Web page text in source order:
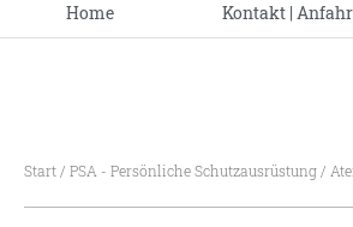
Home Kontakt |
Start / PSA - Persönliche Schutzausrüstung /